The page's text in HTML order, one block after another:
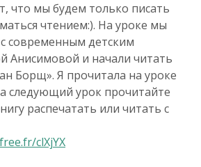
что мы будем только писать
чтением:). На уроке мы
современным детским
Анисимовой и начали читать
Борщ». Я прочитала на уроке
следующий урок прочитайте
распечатать или читать с
clXjYX